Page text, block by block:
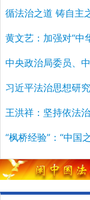
黄文艺：加强对“中
王洪祥：坚持依法
“枫桥经验”：“中国